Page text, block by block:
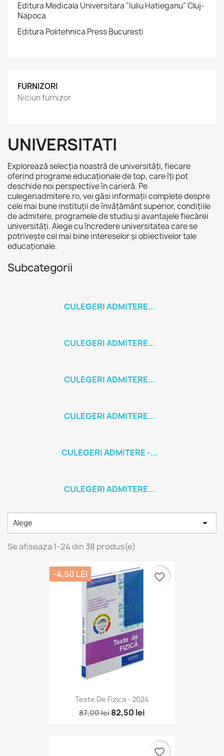
Editura Medicala Universitara "Iuliu Hatieganu" Cluj-
Napoca
Editura Politehnica Press Bucuresti
FURNIZORI
Niciun furnizor
UNIVERSITATI
Explorează selecția noastră de universități, fiecare
oferind programe educaționale de top, care îți pot
deschide noi perspective în carieră. Pe
culegeriadmitere.ro, vei găsi informații complete despre
cele mai bune instituții de învățământ superior, condițiile
de admitere, programele de studiu și avantajele fiecărei
universități. Alege cu încredere universitatea care se
potrivește cel mai bine intereselor și obiectivelor tale
educaționale.
Subcategorii
CULEGERI ADMITERE...
CULEGERI ADMITERE...
CULEGERI ADMITERE...
CULEGERI ADMITERE...
CULEGERI ADMITERE -...
CULEGERI ADMITERE...
Alege 
Se afiseaza 1-24 din 38 produs(e)
Teste De Fizica - 2024
87,00 lei 82,50 lei
-4,50 LEI favorite_border
favorite_border